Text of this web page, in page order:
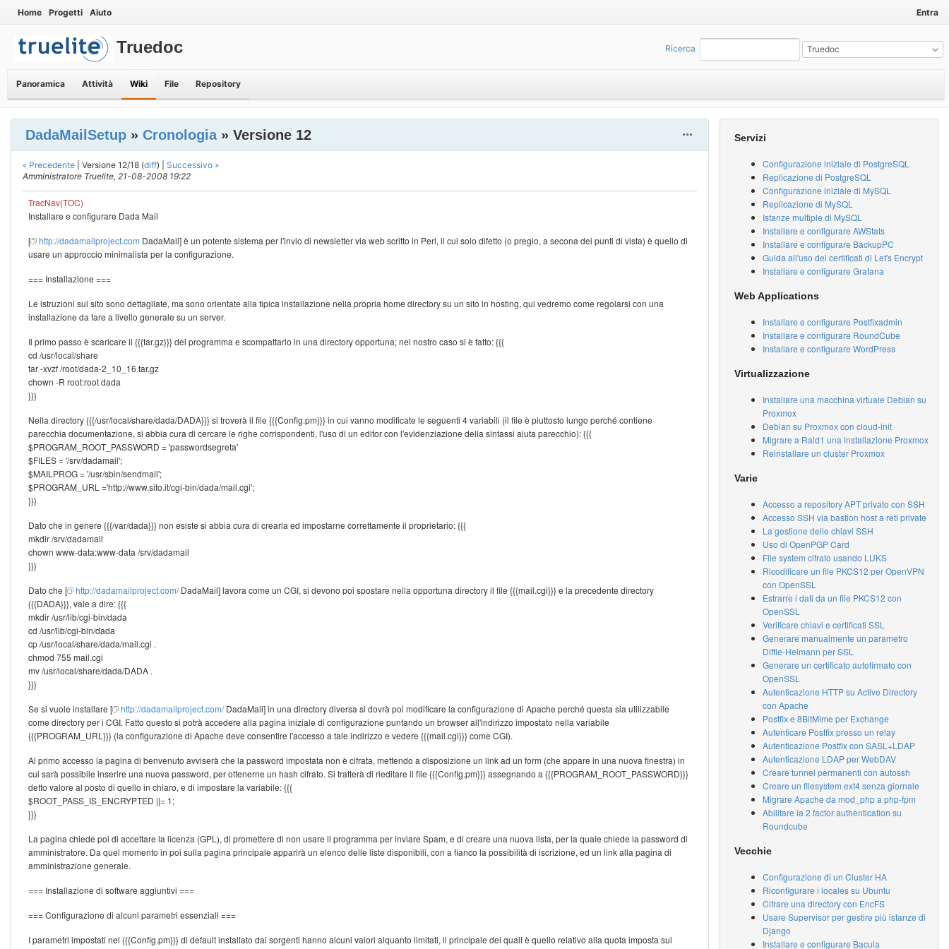
Entra
Home Progetti Aiuto
Ricerca Truedoc
Truedoc
Panoramica Attività Wiki File Repository
Servizi
Configurazione iniziale di PostgreSQL
Replicazione di PostgreSQL
Configurazione iniziale di MySQL
Replicazione di MySQL
Istanze multiple di MySQL
Installare e configurare AWStats
Installare e configurare BackupPC
Guida all'uso dei certificati di Let's Encrypt
Installare e configurare Grafana
Web Applications
Installare e configurare Postfixadmin
Installare e configurare RoundCube
Installare e configurare WordPress
Virtualizzazione
Installare una macchina virtuale Debian su
Proxmox
Debian su Proxmox con cloud-init
Migrare a Raid1 una installazione Proxmox
Reinstallare un cluster Proxmox
Varie
Accesso a repository APT privato con SSH
Accesso SSH via bastion host a reti private
La gestione delle chiavi SSH
Uso di OpenPGP Card
File system cifrato usando LUKS
Ricodificare un file PKCS12 per OpenVPN
con OpenSSL
Estrarre i dati da un file PKCS12 con
OpenSSL
Verificare chiavi e certificati SSL
Generare manualmente un parametro
Diffie-Helmann per SSL
Generare un certificato autofirmato con
OpenSSL
Autenticazione HTTP su Active Directory
con Apache
Postfix e 8BitMime per Exchange
Autenticare Postfix presso un relay
Autenticazione Postfix con SASL+LDAP
Autenticazione LDAP per WebDAV
Creare tunnel permanenti con autossh
Creare un filesystem ext4 senza giornale
Migrare Apache da mod_php a php-fpm
Abilitare la 2 factor authentication su
Roundcube
Vecchie
Configurazione di un Cluster HA
Riconfigurare i locales su Ubuntu
Cifrare una directory con EncFS
Usare Supervisor per gestire più istanze di
Django
Installare e configurare Bacula
DadaMailSetup » Cronologia» Versione 12
« Precedente | Versione 12/18 (diff) | Successivo »
Amministratore Truelite, 21-08-2008 19:22
TracNav(TOC)
Installare e configurare Dada Mail
[ http://dadamailproject.com DadaMail] è un potente sistema per l'invio di newsletter via web scritto in Perl, il cui solo difetto (o pregio, a secona dei punti di vista) è quello di
usare un approccio minimalista per la configurazione.
=== Installazione ===
Le istruzioni sul sito sono dettagliate, ma sono orientate alla tipica installazione nella propria home directory su un sito in hosting, qui vedremo come regolarsi con una
installazione da fare a livello generale su un server.
Il primo passo è scaricare il {{{tar.gz}}} del programma e scompattarlo in una directory opportuna; nel nostro caso si è fatto: {{{
cd /usr/local/share
tar -xvzf /root/dada-2_10_16.tar.gz
chown -R root:root dada
}}}
Nella directory {{{/usr/local/share/dada/DADA}}} si troverà il file {{{Config.pm}}} in cui vanno modificate le seguenti 4 variabili (il file è piuttosto lungo perché contiene
parecchia documentazione, si abbia cura di cercare le righe corrispondenti, l'uso di un editor con l'evidenziazione della sintassi aiuta parecchio): {{{
$PROGRAM_ROOT_PASSWORD = 'passwordsegreta'
$FILES = '/srv/dadamail';
$MAILPROG = '/usr/sbin/sendmail';
$PROGRAM_URL ='http://www.sito.it/cgi-bin/dada/mail.cgi';
}}}
Dato che in genere {{{/var/dada}}} non esiste si abbia cura di crearla ed impostarne correttamente il proprietario: {{{
mkdir /srv/dadamail
chown www-data:www-data /srv/dadamail
}}}
Dato che [ http://dadamailproject.com/DadaMail] lavora come un CGI, si devono poi spostare nella opportuna directory il file {{{mail.cgi}}} e la precedente directory
{{{DADA}}}, vale a dire: {{{
mkdir /usr/lib/cgi-bin/dada
cd /usr/lib/cgi-bin/dada
cp /usr/local/share/dada/mail.cgi .
chmod 755 mail.cgi
mv /usr/local/share/dada/DADA .
}}}
Se si vuole installare [ http://dadamailproject.com/DadaMail] in una directory diversa si dovrà poi modificare la configurazione di Apache perché questa sia utilizzabile
come directory per i CGI. Fatto questo si potrà accedere alla pagina iniziale di configurazione puntando un browser all'indirizzo impostato nella variabile
{{{PROGRAM_URL}}} (la configurazione di Apache deve consentire l'accesso a tale indirizzo e vedere {{{mail.cgi}}} come CGI).
Al primo accesso la pagina di benvenuto avviserà che la password impostata non è cifrata, mettendo a disposizione un link ad un form (che appare in una nuova finestra) in
cui sarà possibile inserire una nuova password, per ottenerne un hash cifrato. Si tratterà di rieditare il file {{{Config.pm}}} assegnando a {{{PROGRAM_ROOT_PASSWORD}}}
detto valore al posto di quello in chiaro, e di impostare la variabile: {{{
$ROOT_PASS_IS_ENCRYPTED ||= 1;
}}}
La pagina chiede poi di accettare la licenza (GPL), di promettere di non usare il programma per inviare Spam, e di creare una nuova lista, per la quale chiede la password di
amministratore. Da quel momento in poi sulla pagina principale apparirà un elenco delle liste disponibili, con a fianco la possibilità di iscrizione, ed un link alla pagina di
amministrazione generale.
=== Installazione di software aggiuntivi ===
=== Configurazione di alcuni parametri essenziali ===
I parametri impostati nel {{{Config.pm}}} di default installato dai sorgenti hanno alcuni valori alquanto limitati, il principale dei quali è quello relativo alla quota imposta sul